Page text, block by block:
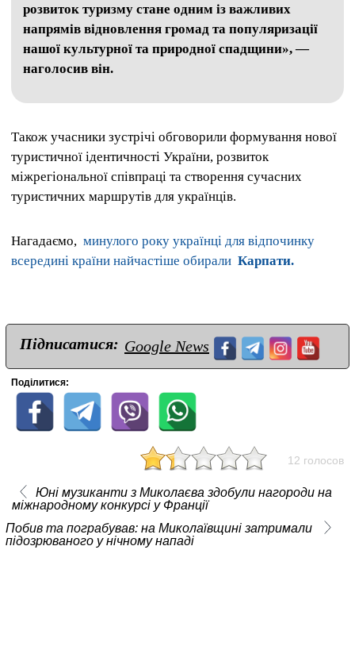
розвиток туризму стане одним із важливих
напрямів відновлення громад та популяризації
нашої культурної та природної спадщини», —
наголосив він.
Також учасники зустрічі обговорили формування нової
туристичної ідентичності України, розвиток
міжрегіональної співпраці та створення сучасних
туристичних маршрутів для українців.
Нагадаємо, минулого року українці для відпочинку
всередині країни найчастіше обирали Карпати.
Підписатися: Google News
Поділитися:
12 голосов
Юні музиканти з Миколаєва здобули нагороди на
міжнародному конкурсі у Франції
Побив та пограбував: на Миколаївщині затримали
підозрюваного у нічному нападі